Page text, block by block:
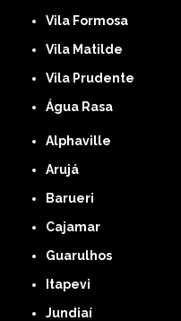
Vila Formosa
Vila Matilde
Vila Prudente
Água Rasa
Alphaville
Arujá
Barueri
Cajamar
Guarulhos
Itapevi
Jundiaí